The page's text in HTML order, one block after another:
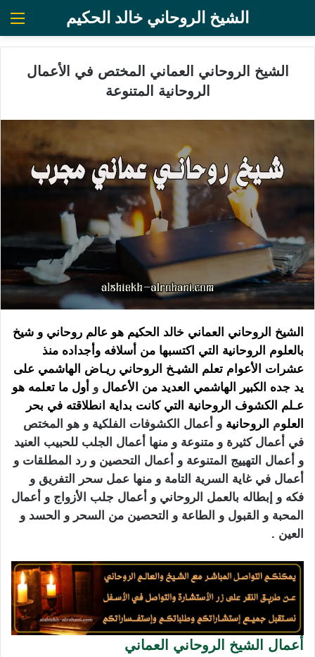
الشيخ الروحاني خالد الحكيم
الشيخ الروحاني العماني المختص في الأعمال
الروحانية المتنوعة
الشيخ الروحاني العماني خالد الحكيم هو عالم روحاني و شيخ
بالعلوم الروحانية التي اكتسبها من أسلافه وأجداده منذ
عشرات الأعوام تعلم الشيـخ الروحاني ريـاض الهاشمي على
يد جده الكبير الهاشمي العديد من الأعمال و أول ما تعلمه هو
عـلم الكشوف الروحانية التي كانت بداية انطلاقته في بحر
العلوم الروحانية و أعمال الكشوفات الفلكية و هو المختص
في أعمال كثيرة و متنوعة و منها أعمال الجلب للحبيب العنيد
و أعمال التهييج المتنوعة و أعمال التحصين و رد المطلقات و
أعمال في غاية السرية التامة و منها عمل سحر التفريق و
فكه و إبطاله بالعمل الروحاني و أعمال جلب الأزواج و أعمال
المحبة و القبول و الطاعة و التحصين من السحر و الحسد و
العين .
أعمال الشيخ الروحاني العماني